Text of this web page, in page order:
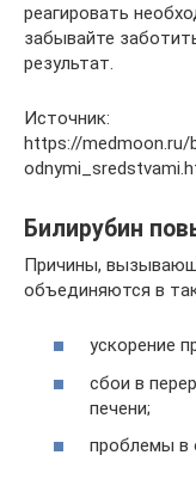
реагировать
забывайте
результат.
Источник:
https://medmoon.ru/
Билирубин
Причины,
объединяются в
ускорение
сбои в
печени;
проблемы в